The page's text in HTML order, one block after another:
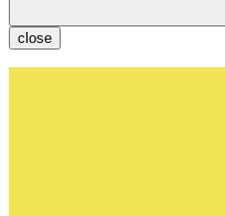
close